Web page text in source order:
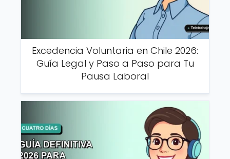
Excedencia Voluntaria en Chile 2026:
Guía Legal y Paso a Paso para Tu
Pausa Laboral